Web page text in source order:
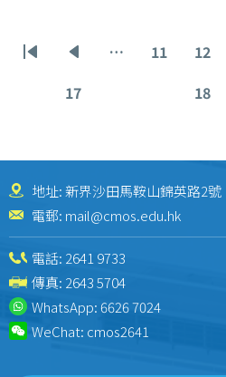
Pagination
First
page
Previous
page
…
Page
11
Page
12
Page
17
Page
18
地址: 新界沙田馬鞍山錦英路2號
電郵: mail@cmos.edu.hk
電話: 2641 9733
傳真: 2643 5704
WhatsApp:6626 7024
WeChat: cmos2641